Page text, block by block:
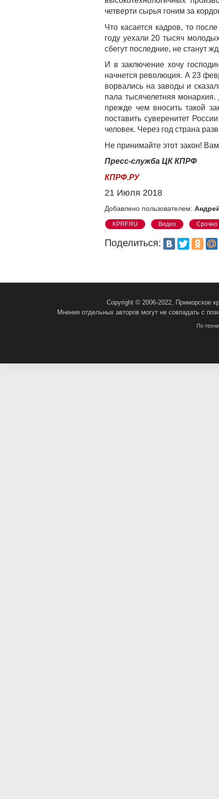
четверти сырья гоним за
Что касается кадров, то
году уехали 20 тысяч
сбегут последние, не станут
И в заключение хочу
начнется революция. А 23
ворвались на заводы и
пала тысячелетняя
прежде чем вносить такой
поставить суверенитет
человек. Через год страна
Не принимайте этот закон!
Пресс-служба ЦК КПРФ
КПРФ.РУ
21 Июля 2018
Добавлено пользователем:
KPRF.RU Видео Срочно
Поделиться:
Copyright © 2006-2022, Приморское
Мнения отдельных авторов могут не совпадать с
По